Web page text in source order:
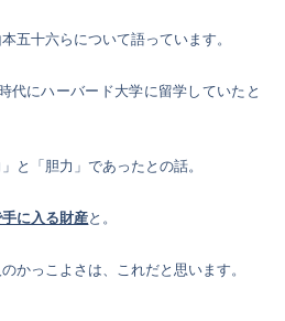
五十六らについて語っています。
代にハーバード大学に留学していたと
と「胆力」であったとの話。
手に入る財産と。
かっこよさは、これだと思います。